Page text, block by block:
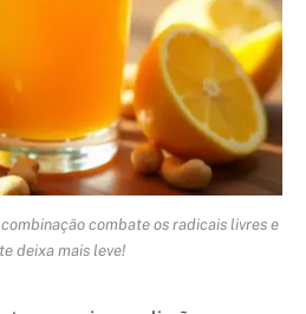
combate os radicais livres e
deixa mais leve!